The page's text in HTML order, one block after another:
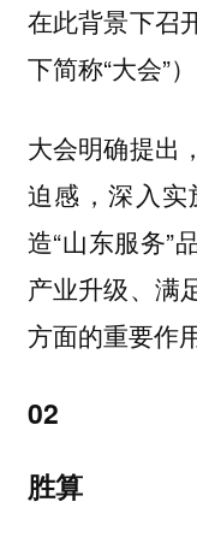
在此背景下召
下简称“大会”
大会明确提出
迫感，深入
造“山东服务”
产业升级、满
方面的重要作用
02
胜算